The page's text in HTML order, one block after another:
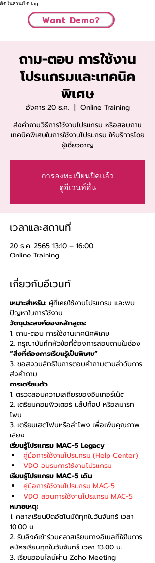
ติดในส่วนเปิด tag
Want Demo?
ถาม-ตอบ การใช้งาน
โปรแกรมและเทคนิค
พิเศษ
อังคาร 20 ธ.ค.
  |
Online Training
ส่งคำถามวิธีการใช้งานโปรแกรม หรือสอบถาม
เทคนิคพิเศษในการใช้งานโปรแกรม ให้บริการโดย
ผู้เชี่ยวชาญ
การลงทะเบียนปิดแล้ว
ดูอีเวนท์อื่น
เวลาและสถานที่
20 ธ.ค. 2565 13:10 – 16:00
Online Training
เกี่ยวกับอีเวนท์
เหมาะสำหรับ: ผู้ที่เคยใช้งานโปรแกรม และพบ
ปัญหาในการใช้งาน
วัตถุประสงค์ของหลักสูตร:
1. ถาม-ตอบ การใช้งานเทคนิคพิเศษ
2. กรุณาบันทึกหัวข้อที่ต้องการสอบถามในช่อง
“สิ่งที่ต้องการเรียนรู้เป็นพิเศษ”
3. ขอสงวนสิทธิในการตอบคำถามตามลำดับการ
ส่งคำถาม
การเตรียมตัว
1. ตรวจสอบความเสถียรของอินเทอร์เน็ต
2. เตรียมคอมพิวเตอร์ แล็ปท็อป หรือสมาร์ท
โพน
3. เตรียมเฮดโฟนหรือลำโพง เพื่อเพิ่มคุณภาพ
เสียง
เรียนรู้โปรแกรม MAC-5 Legacy
คู่มือการใช้งานโปรแกรม (Help Center)
VDO อบรมการใช้งานโปรแกรม
เรียนรู้โปรแกรม MAC-5 เดิม
คู่มือการใช้งานโปรแกรม MAC-5
VDO สอนการใช้งานโปรแกรม MAC-5
หมายเหตุ:
1. คลาสเรียนปิดอัตโนมัติทุกในวันจันทร์ เวลา
10.00 น.
2. รับลิงค์เข้าร่วมคลาสเรียนทางอีเมลที่ใช้ในการ
สมัครเรียนทุกในวันจันทร์ เวลา 13.00 น.
3. เรียนออนไลน์ผ่าน Zoho Meeting